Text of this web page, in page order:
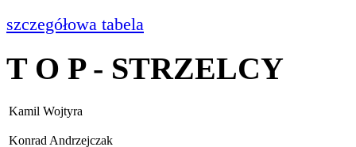
szczegółowa tabela
T O P - STRZELCY
Kamil Wojtyra
Konrad Andrzejczak